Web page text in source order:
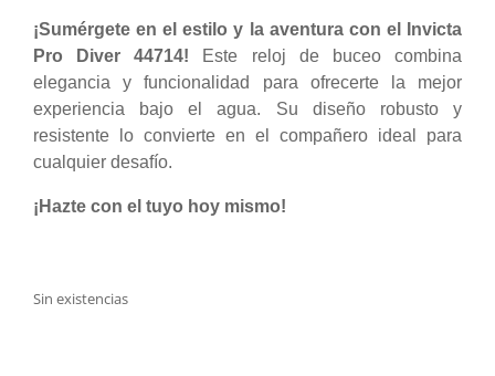
¡Sumérgete en el estilo y la aventura con el Invicta
Pro Diver 44714! Este reloj de buceo combina
elegancia y funcionalidad para ofrecerte la mejor
experiencia bajo el agua. Su diseño robusto y
resistente lo convierte en el compañero ideal para
cualquier desafío.
¡Hazte con el tuyo hoy mismo!
Sin existencias